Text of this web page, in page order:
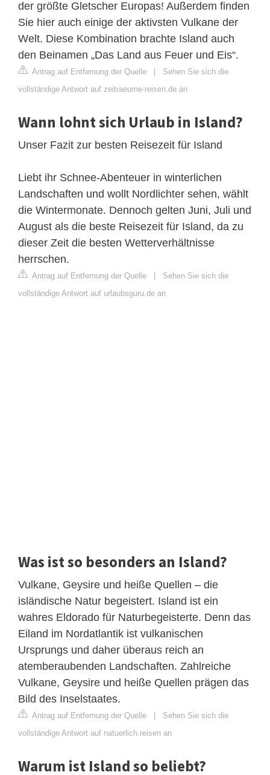
der größte Gletscher Europas! Außerdem finden
Sie hier auch einige der aktivsten Vulkane der
Welt. Diese Kombination brachte Island auch
den Beinamen „Das Land aus Feuer und Eis“.
Antrag auf Entfernung der Quelle
Sehen Sie sich die
vollständige Antwort auf zeitraeume-reisen.de an
Wann lohnt sich Urlaub in Island?
Unser Fazit zur besten Reisezeit für Island
Liebt ihr Schnee-Abenteuer in winterlichen
Landschaften und wollt Nordlichter sehen, wählt
die Wintermonate. Dennoch gelten Juni, Juli und
August als die beste Reisezeit für Island, da zu
dieser Zeit die besten Wetterverhältnisse
herrschen.
Antrag auf Entfernung der Quelle
Sehen Sie sich die
vollständige Antwort auf urlaubsguru.de an
Was ist so besonders an Island?
Vulkane, Geysire und heiße Quellen – die
isländische Natur begeistert. Island ist ein
wahres Eldorado für Naturbegeisterte. Denn das
Eiland im Nordatlantik ist vulkanischen
Ursprungs und daher überaus reich an
atemberaubenden Landschaften. Zahlreiche
Vulkane, Geysire und heiße Quellen prägen das
Bild des Inselstaates.
Antrag auf Entfernung der Quelle
Sehen Sie sich die
vollständige Antwort auf natuerlich.reisen an
Warum ist Island so beliebt?